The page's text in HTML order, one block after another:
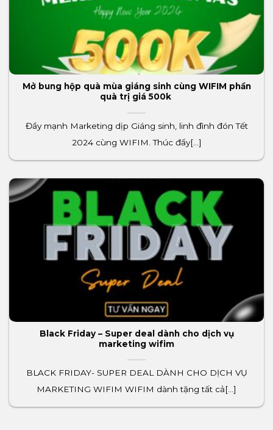
Mở bung hộp quà mùa giáng sinh cùng WIFIM phần
quà trị giá 500k
Đẩy mạnh Marketing dịp Giáng sinh, linh đình đón Tết
2024 cùng WIFIM. Thúc đẩy[...]
Black Friday – Super deal dành cho dịch vụ
marketing wifim
BLACK FRIDAY- SUPER DEAL DÀNH CHO DỊCH VỤ
MARKETING WIFIM WIFIM dành tặng tất cả[...]